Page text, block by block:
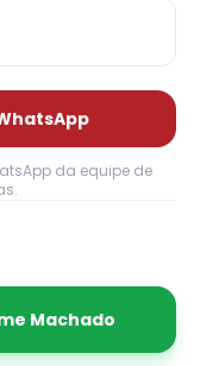
da equipe de
Machado